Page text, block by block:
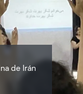
de Irán